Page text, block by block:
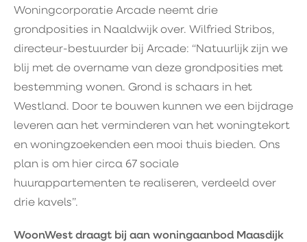
Woningcorporatie Arcade neemt drie
grondposities in Naaldwijk over. Wilfried Stribos,
directeur-bestuurder bij Arcade: “Natuurlijk zijn we
blij met de overname van deze grondposities met
bestemming wonen. Grond is schaars in het
Westland. Door te bouwen kunnen we een bijdrage
leveren aan het verminderen van het woningtekort
en woningzoekenden een mooi thuis bieden. Ons
plan is om hier circa 67 sociale
huurappartementen te realiseren, verdeeld over
drie kavels”.
WoonWest draagt bij aan woningaanbod Maasdijk